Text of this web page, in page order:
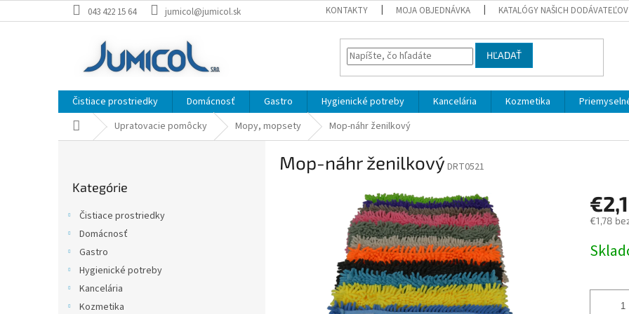
na
043 422 15 64 jumicol@jumicol.sk KONTAKTY MOJA OBJEDNÁVKA KATALÓGY NAŠICH DODÁVATEĽOV
HĽADAŤ
Čistiace prostriedky Domácnosť Gastro Hygienické potreby Kancelária Kozmetika
DomovUpratovacie pomôcky Mopy, mopsety Mop-náhr ženilkový
kategórie
Kategórie
Čistiace prostriedky
Domácnosť
Gastro
Hygienické potreby
Kancelária
Kozmetika
Mop-náhr ženilkový DRT0521
€1,78
cena: